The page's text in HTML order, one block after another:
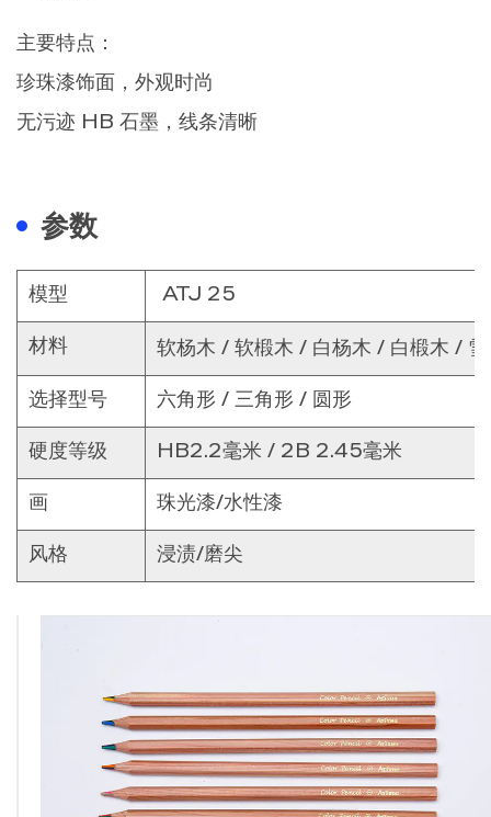
主要特点：
珍珠漆饰面，外观时尚
无污迹 HB 石墨，线条清晰
参数
模型 ATJ 25
材料 软杨木 / 软椴木 / 白杨木 / 白椴木 /
选择型号 六角形 / 三角形 / 圆形
硬度等级 HB2.2毫米 / 2B 2.45毫米
画 珠光漆/水性漆
风格 浸渍/磨尖